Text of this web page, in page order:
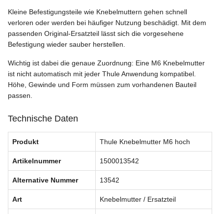
Kleine Befestigungsteile wie Knebelmuttern gehen schnell
verloren oder werden bei häufiger Nutzung beschädigt. Mit dem
passenden Original-Ersatzteil lässt sich die vorgesehene
Befestigung wieder sauber herstellen.
Wichtig ist dabei die genaue Zuordnung: Eine M6 Knebelmutter
ist nicht automatisch mit jeder Thule Anwendung kompatibel.
Höhe, Gewinde und Form müssen zum vorhandenen Bauteil
passen.
Technische Daten
Produkt Thule Knebelmutter M6 hoch
Artikelnummer 1500013542
Alternative Nummer 13542
Art Knebelmutter / Ersatzteil